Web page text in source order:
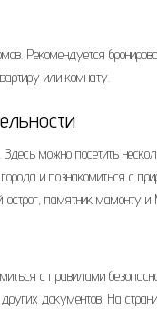
Рекомендуется
или комнату.
можно посетить
и познакомиться с
памятник мамонту
с правилами
документов. На